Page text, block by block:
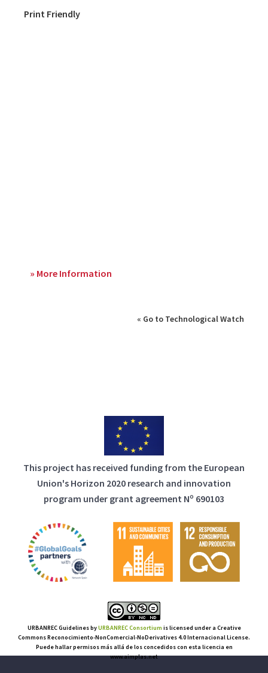
Print Friendly
» More Information
« Go to Technological Watch
This project has received funding from the European
Union's Horizon 2020 research and innovation
program under grant agreement Nº 690103
URBANREC GuidelinesbyURBANREC Consortium is licensed under a Creative
Commons Reconocimiento-NonComercial-NoDerivatives 4.0 Internacional License.
Puede hallar permisos más allá de los concedidos con esta licencia en
www.aimplas.net